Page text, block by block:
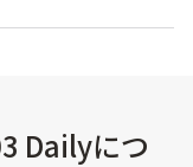
Dailyにつ